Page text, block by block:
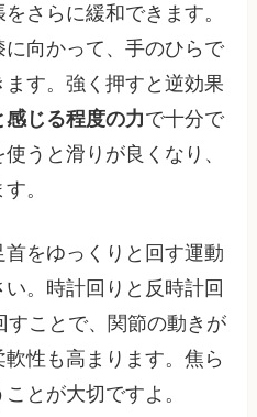
さらに緩和できます。
向かって、手のひらで
す。強く押すと逆効果
感じる程度の力で十分で
うと滑りが良くなり、
。
をゆっくりと回す運動
。時計回りと反時計回
すことで、関節の動きが
性も高まります。焦ら
とが大切ですよ。